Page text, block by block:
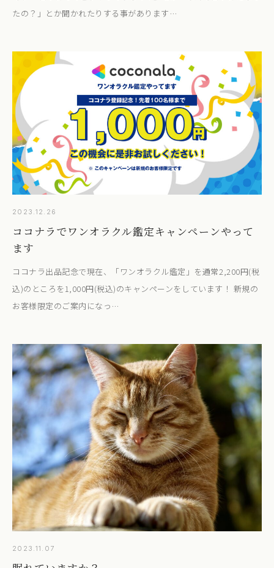
たの？」とか聞かれたりする事があります…
2023.12.26
ココナラでワンオラクル鑑定キャンペーンやって
ます
ココナラ出品記念で現在、「ワンオラクル鑑定」を通常2,200円(税
込)のところを1,000円(税込)のキャンペーンをしています！ 新規の
お客様限定のご案内になっ…
2023.11.07